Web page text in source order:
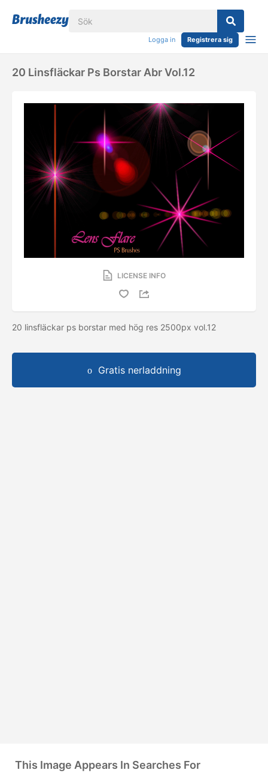
Logga in Registrera sig
20 Linsfläckar Ps Borstar Abr Vol.12
LICENSE INFO
20 linsfläckar ps borstar med hög res 2500px vol.12
Gratis nerladdning
This Image Appears In Searches For